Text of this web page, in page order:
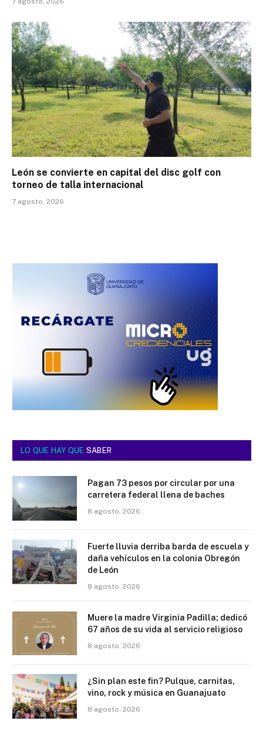
León se convierte en capital del disc golf con
torneo de talla internacional
7 agosto, 2026
LO QUE HAY QUE SABER
Pagan 73 pesos por circular por una
carretera federal llena de baches
8 agosto, 2026
Fuerte lluvia derriba barda de escuela y
daña vehículos en la colonia Obregón
de León
8 agosto, 2026
Muere la madre Virginia Padilla; dedicó
67 años de su vida al servicio religioso
8 agosto, 2026
¿Sin plan este fin? Pulque, carnitas,
vino, rock y música en Guanajuato
8 agosto, 2026